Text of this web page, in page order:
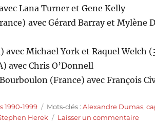
Lana Turner et Gene Kelly
avec Gérard Barray et Mylène
avec Michael York et Raquel Welch
avec Chris O’Donnell
(France) avec François
1990-1999 Étiquettes
Mots-clés :Alexandre Dumas,
Herek Laisser un commentairesur